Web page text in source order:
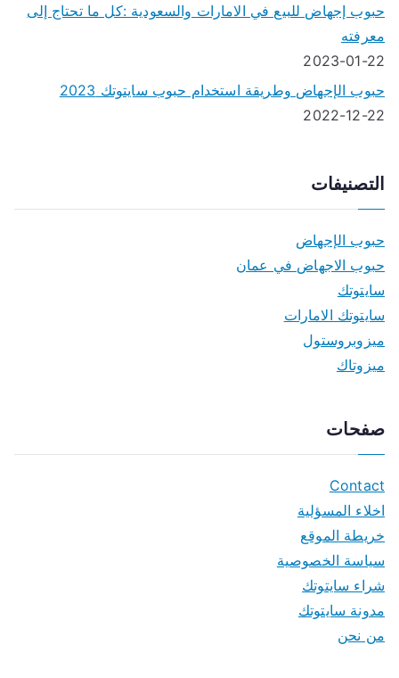
حبوب إجهاض للبيع في الامارات والسعودية :كل ما تحتاج إلى
معرفته
2023-01-22
حبوب الإجهاض وطريقة استخدام حبوب سايتوتك 2023
2022-12-22
التصنيفات
حبوب الإجهاض
حبوب الاجهاض في عمان
سايتوتك
سايتوتك الامارات
ميزوبروستول
ميزوتاك
صفحات
Contact
اخلاء المسؤلية
خريطة الموقع
سياسة الخصوصية
شراء سايتوتك
مدونة سايتوتك
من نحن